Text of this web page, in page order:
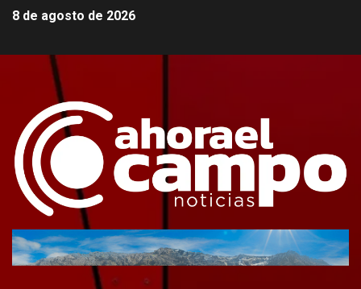
8 de agosto de 2026